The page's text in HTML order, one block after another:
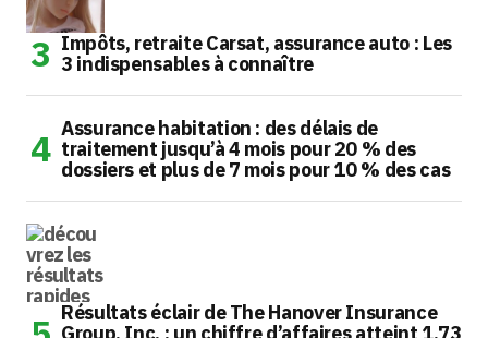
Impôts, retraite Carsat, assurance auto : Les
3 indispensables à connaître
Assurance habitation : des délais de
traitement jusqu’à 4 mois pour 20 % des
dossiers et plus de 7 mois pour 10 % des cas
Résultats éclair de The Hanover Insurance